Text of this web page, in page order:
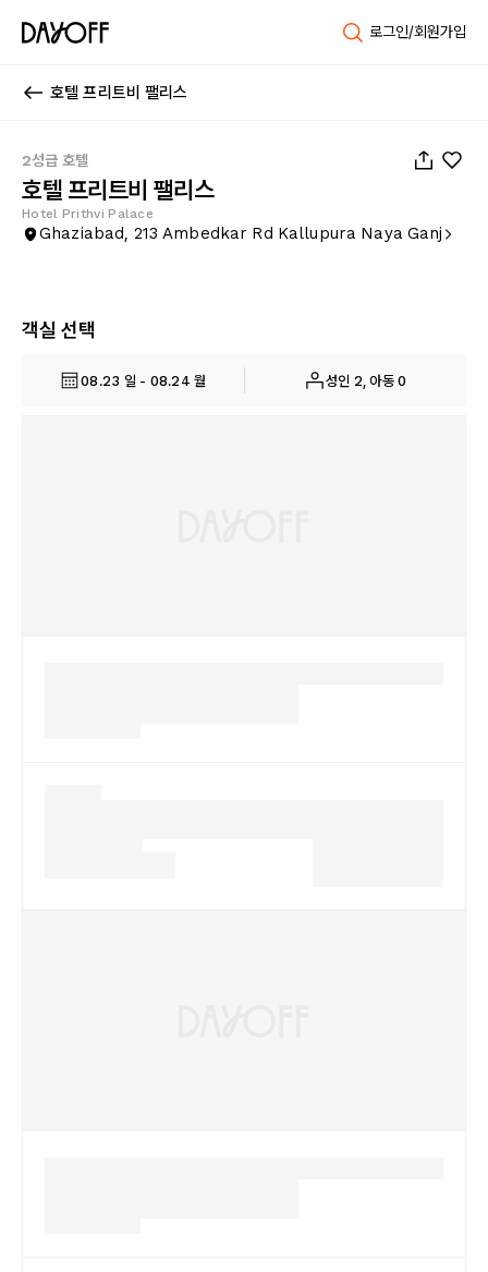
로그인/회원가입
호텔 프리트비 팰리스
2성급 호텔
호텔 프리트비 팰리스
Hotel Prithvi Palace
Ghaziabad, 213 Ambedkar Rd Kallupura Naya Ganj
객실 선택
08.23 일 - 08.24 월 성인 2, 아동 0